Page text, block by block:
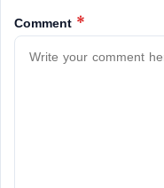
Comment *